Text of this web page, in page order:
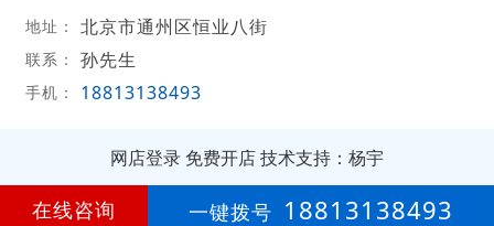
地址： 北京市通州区恒业八街
联系： 孙先生
手机： 18813138493
网店登录 免费开店技术支持：杨宇
第4年
在线咨询 一键拨号 18813138493